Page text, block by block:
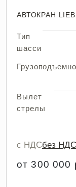
АВТОКРАН
Тип
шасси
Вылет
стрелы
с НДСбез НДС
от 300 000